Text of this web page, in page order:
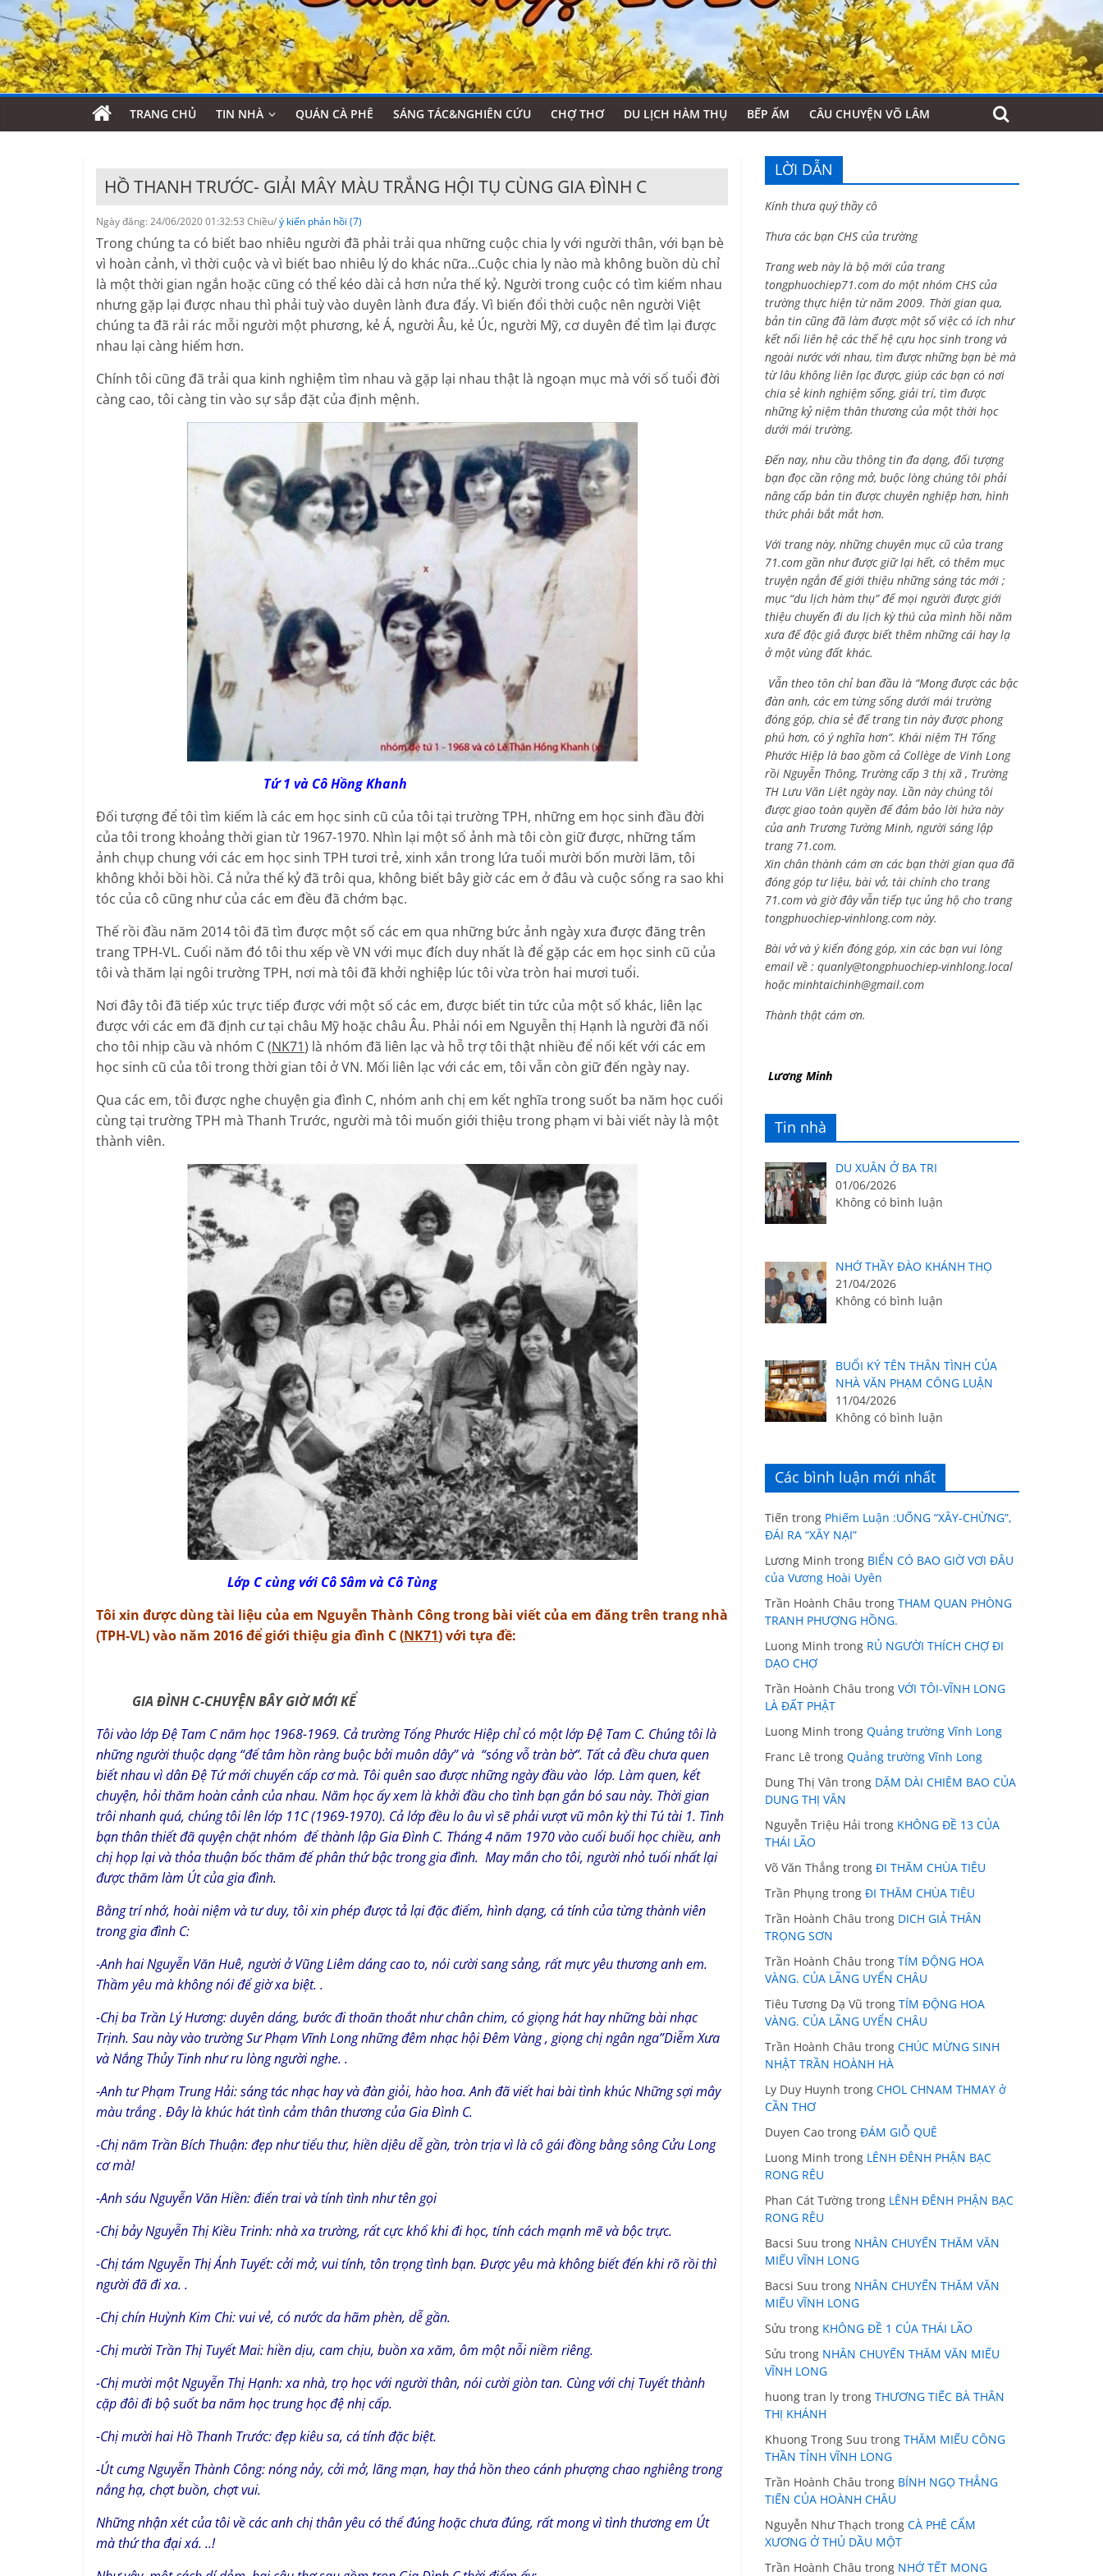
TRANG CHỦ TIN NHÀ QUÁN CÀ PHÊ SÁNG TÁC&NGHIÊN CỨU CHỢ THƠ DU LỊCH HÀM THỤ BẾP ẤM CÂU CHUYỆN VÕ LÂM
HỒ THANH TRƯỚC- GIẢI MÂY MÀU TRẮNG HỘI TỤ CÙNG GIA ĐÌNH C
Ngày đăng: 24/06/2020 01:32:53 Chiều/ý kiến phản hồi (7)
Trong chúng ta có biết bao nhiêu người đã phải trải qua những cuộc chia ly với người thân, với bạn bè
vì hoàn cảnh, vì thời cuộc và vì biết bao nhiêu lý do khác nữa…Cuộc chia ly nào mà không buồn dù chỉ
là một thời gian ngắn hoặc cũng có thể kéo dài cả hơn nửa thế kỷ. Người trong cuộc có tìm kiếm nhau
nhưng gặp lại được nhau thì phải tuỳ vào duyên lành đưa đẩy. Vì biến đổi thời cuộc nên người Việt
chúng ta đã rải rác mỗi người một phương, kẻ Á, người Âu, kẻ Úc, người Mỹ, cơ duyên để tìm lại được
nhau lại càng hiếm hơn.
Chính tôi cũng đã trải qua kinh nghiệm tìm nhau và gặp lại nhau thật là ngoạn mục mà với số tuổi đời
càng cao, tôi càng tin vào sự sắp đặt của định mệnh.
Tứ 1 và Cô Hồng Khanh
Đối tượng để tôi tìm kiếm là các em học sinh cũ của tôi tại trường TPH, những em học sinh đầu đời
của tôi trong khoảng thời gian từ 1967-1970. Nhìn lại một số ảnh mà tôi còn giữ được, những tấm
ảnh chụp chung với các em học sinh TPH tươi trẻ, xinh xắn trong lứa tuổi mười bốn mười lăm, tôi
không khỏi bồi hồi. Cả nửa thế kỷ đã trôi qua, không biết bây giờ các em ở đâu và cuộc sống ra sao khi
tóc của cô cũng như của các em đều đã chớm bạc.
Thế rồi đầu năm 2014 tôi đã tìm được một số các em qua những bức ảnh ngày xưa được đăng trên
trang TPH-VL. Cuối năm đó tôi thu xếp về VN với mục đích duy nhất là để gặp các em học sinh cũ của
tôi và thăm lại ngôi trường TPH, nơi mà tôi đã khởi nghiệp lúc tôi vừa tròn hai mươi tuổi.
Nơi đây tôi đã tiếp xúc trực tiếp được với một số các em, được biết tin tức của một số khác, liên lạc
được với các em đã định cư tại châu Mỹ hoặc châu Âu. Phải nói em Nguyễn thị Hạnh là người đã nối
cho tôi nhịp cầu và nhóm C (NK71) là nhóm đã liên lạc và hỗ trợ tôi thật nhiều để nối kết với các em
học sinh cũ của tôi trong thời gian tôi ở VN. Mối liên lạc với các em, tôi vẫn còn giữ đến ngày nay.
Qua các em, tôi được nghe chuyện gia đình C, nhóm anh chị em kết nghĩa trong suốt ba năm học cuối
cùng tại trường TPH mà Thanh Trước, người mà tôi muốn giới thiệu trong phạm vi bài viết này là một
thành viên.
Lớp C cùng với Cô Sâm và Cô Tùng
Tôi xin được dùng tài liệu của em Nguyễn Thành Công trong bài viết của em đăng trên trang nhà
(TPH-VL) vào năm 2016 để giới thiệu gia đình C (NK71) với tựa đề:
GIA ĐÌNH C-CHUYỆN BÂY GIỜ MỚI KỂ
Tôi vào lớp Đệ Tam C năm học 1968-1969. Cả trường Tống Phước Hiệp chỉ có một lớp Đệ Tam C. Chúng tôi là
những người thuộc dạng “để tâm hồn ràng buộc bởi muôn dây” và “sóng vỗ tràn bờ”. Tất cả đều chưa quen
biết nhau vì dân Đệ Tứ mới chuyển cấp cơ mà. Tôi quên sao được những ngày đầu vào lớp. Làm quen, kết
chuyện, hỏi thăm hoàn cảnh của nhau. Năm học ấy xem là khởi đầu cho tình bạn gắn bó sau này. Thời gian
trôi nhanh quá, chúng tôi lên lớp 11C (1969-1970). Cả lớp đều lo âu vì sẽ phải vượt vũ môn kỳ thi Tú tài 1. Tình
bạn thân thiết đã quyện chặt nhóm để thành lập Gia Đình C. Tháng 4 năm 1970 vào cuối buổi học chiều, anh
chị họp lại và thỏa thuận bốc thăm để phân thứ bậc trong gia đình. May mắn cho tôi, người nhỏ tuổi nhất lại
được thăm làm Út của gia đình.
Bằng trí nhớ, hoài niệm và tư duy, tôi xin phép được tả lại đặc điểm, hình dạng, cá tính của từng thành viên
trong gia đình C:
-Anh hai Nguyễn Văn Huê, người ở Vũng Liêm dáng cao to, nói cười sang sảng, rất mực yêu thương anh em.
Thầm yêu mà không nói để giờ xa biệt. .
-Chị ba Trần Lý Hương: duyên dáng, bước đi thoăn thoắt như chân chim, có giọng hát hay những bài nhạc
Trịnh. Sau này vào trường Sư Phạm Vĩnh Long những đêm nhạc hội Đêm Vàng , giọng chị ngân nga”Diễm Xưa
và Nắng Thủy Tinh như ru lòng người nghe. .
-Anh tư Phạm Trung Hải: sáng tác nhạc hay và đàn giỏi, hào hoa. Anh đã viết hai bài tình khúc Những sợi mây
màu trắng . Đây là khúc hát tình cảm thân thương của Gia Đình C.
-Chị năm Trần Bích Thuận: đẹp như tiểu thư, hiền dịêu dễ gần, tròn trịa vì là cô gái đồng bằng sông Cửu Long
cơ mà!
-Anh sáu Nguyễn Văn Hiền: điển trai và tính tình như tên gọi
-Chị bảy Nguyễn Thị Kiều Trinh: nhà xa trường, rất cực khổ khi đi học, tính cách mạnh mẽ và bộc trực.
-Chị tám Nguyễn Thị Ánh Tuyết: cởi mở, vui tính, tôn trọng tình bạn. Được yêu mà không biết đến khi rõ rồi thì
người đã đi xa. .
-Chị chín Huỳnh Kim Chi: vui vẻ, có nước da hãm phèn, dễ gần.
-Chị mười Trần Thị Tuyết Mai: hiền dịu, cam chịu, buồn xa xăm, ôm một nỗi niềm riêng.
-Chị mười một Nguyễn Thị Hạnh: xa nhà, trọ học với người thân, nói cười giòn tan. Cùng với chị Tuyết thành
cặp đôi đi bộ suốt ba năm học trung học đệ nhị cấp.
-Chị mười hai Hồ Thanh Trước: đẹp kiêu sa, cá tính đặc biệt.
-Út cưng Nguyễn Thành Công: nóng nảy, cởi mở, lãng mạn, hay thả hồn theo cánh phượng chao nghiêng trong
nắng hạ, chợt buồn, chợt vui.
Những nhận xét của tôi về các anh chị thân yêu có thể đúng hoặc chưa đúng, rất mong vì tình thương em Út
mà thứ tha đại xá. ..!
LỜI DẪN
Kính thưa quý thầy cô
Thưa các bạn CHS của trường
Trang web này là bộ mới của trang
tongphuochiep71.com do một nhóm CHS của
trường thực hiện từ năm 2009. Thời gian qua,
bản tin cũng đã làm được một số việc có ích như
kết nối liên hệ các thế hệ cựu học sinh trong và
ngoài nước với nhau, tìm được những bạn bè mà
từ lâu không liên lạc được, giúp các bạn có nơi
chia sẻ kinh nghiệm sống, giải trí, tìm được
những kỷ niệm thân thương của một thời học
dưới mái trường.
Đến nay, nhu cầu thông tin đa dạng, đối tượng
bạn đọc cần rộng mở, buộc lòng chúng tôi phải
nâng cấp bản tin được chuyên nghiệp hơn, hình
thức phải bắt mắt hơn.
Với trang này, những chuyên mục cũ của trang
71.com gần như được giữ lại hết, có thêm mục
truyện ngắn để giới thiệu những sáng tác mới ;
mục “du lịch hàm thụ” để mọi người được giới
thiệu chuyến đi du lịch kỳ thú của mình hồi năm
xưa để độc giả được biết thêm những cái hay lạ
ở một vùng đất khác.
Vẫn theo tôn chỉ ban đầu là “Mong được các bậc
đàn anh, các em từng sống dưới mái trường
đóng góp, chia sẻ để trang tin này được phong
phú hơn, có ý nghĩa hơn”. Khái niệm TH Tống
Phước Hiệp là bao gồm cả Collège de Vinh Long
rồi Nguyễn Thông, Trường cấp 3 thị xã , Trường
TH Lưu Văn Liệt ngày nay. Lần này chúng tôi
được giao toàn quyền để đảm bảo lời hứa này
của anh Trương Tường Minh, người sáng lập
trang 71.com.
Xin chân thành cám ơn các bạn thời gian qua đã
đóng góp tư liệu, bài vở, tài chính cho trang
71.com và giờ đây vẫn tiếp tục ủng hộ cho trang
tongphuochiep-vinhlong.com này.
Bài vở và ý kiến đóng góp, xin các bạn vui lòng
email về : quanly@tongphuochiep-vinhlong.local
hoặcminhtaichinh@gmail.com
Thành thật cám ơn.
Lương Minh
Tin nhà
DU XUÂN Ở BA TRI
01/06/2026
Không có bình luận
NHỚ THẦY ĐÀO KHÁNH THỌ
21/04/2026
Không có bình luận
BUỔI KÝ TÊN THÂN TÌNH CỦA
NHÀ VĂN PHẠM CÔNG LUẬN
11/04/2026
Không có bình luận
Các bình luận mới nhất
Tiến trong Phiếm Luận :UỐNG “XÂY-CHỪNG”,
ĐÁI RA “XÂY NẠI”
Lương Minh trong BIỂN CÓ BAO GIỜ VƠI ĐÂU
của Vương Hoài Uyên
Trần Hoành Châu trong THAM QUAN PHÒNG
TRANH PHƯỢNG HỒNG.
Luong Minh trong RỦ NGƯỜI THÍCH CHỢ ĐI
DẠO CHỢ
Trần Hoành Châu trong VỚI TÔI-VĨNH LONG
LÀ ĐẤT PHẬT
Luong Minh trong Quảng trường Vĩnh Long
Franc Lê trong Quảng trường Vĩnh Long
Dung Thị Vân trong DẶM DÀI CHIÊM BAO CỦA
DUNG THỊ VÂN
Nguyễn Triệu Hải trong KHÔNG ĐỀ 13 CỦA
THÁI LÃO
Võ Văn Thắng trong ĐI THĂM CHÙA TIÊU
Trần Phụng trong ĐI THĂM CHÙA TIÊU
Trần Hoành Châu trong DICH GIẢ THÂN
TRỌNG SƠN
Trần Hoành Châu trong TÍM ĐỘNG HOA
VÀNG. CỦA LÃNG UYỂN CHÂU
Tiêu Tương Dạ Vũ trong TÍM ĐỘNG HOA
VÀNG. CỦA LÃNG UYỂN CHÂU
Trần Hoành Châu trong CHÚC MỪNG SINH
NHẬT TRẦN HOÀNH HÀ
Ly Duy Huynh trong CHOL CHNAM THMAY ở
CẦN THƠ
Duyen Cao trong ĐÁM GIỖ QUÊ
Luong Minh trong LÊNH ĐÊNH PHẬN BẠC
RONG RÊU
Phan Cát Tường trong LÊNH ĐÊNH PHẬN BẠC
RONG RÊU
Bacsi Suu trong NHÂN CHUYẾN THĂM VĂN
MIẾU VĨNH LONG
Bacsi Suu trong NHÂN CHUYẾN THĂM VĂN
MIẾU VĨNH LONG
Sửu trong KHÔNG ĐỀ 1 CỦA THÁI LÃO
Sửu trong NHÂN CHUYẾN THĂM VĂN MIẾU
VĨNH LONG
huong tran ly trong THƯƠNG TIẾC BÀ THÂN
THỊ KHÁNH
Khuong Trong Suu trong THĂM MIẾU CÔNG
THẦN TỈNH VĨNH LONG
Trần Hoành Châu trong BÍNH NGỌ THẲNG
TIẾN CỦA HOÀNH CHÂU
Nguyễn Như Thạch trong CÀ PHÊ CẨM
XƯƠNG Ở THỦ DẦU MỘT
Trần Hoành Châu trong NHỚ TẾT MONG